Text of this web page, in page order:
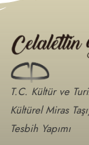
T.C. Kültür ve
Kültürel Miras
Tesbih Yapımı